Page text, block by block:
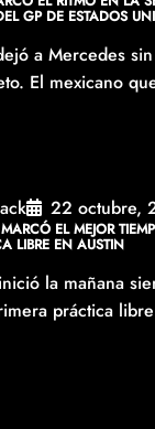
GP DE ESTADOS
a Mercedes
El mexicano
22 octubre,
EL MEJOR
LIBRE EN AUSTIN
la mañana
práctica